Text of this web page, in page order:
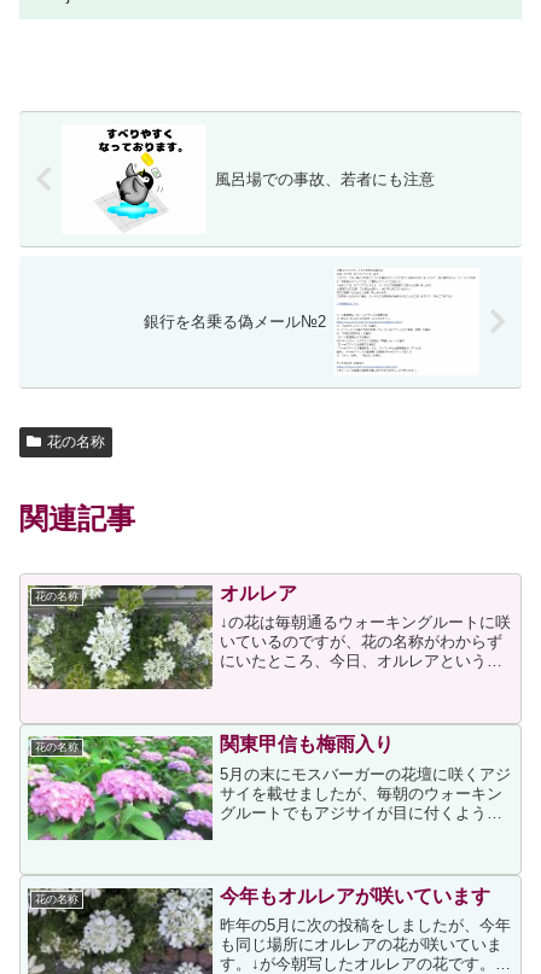
風呂場での事故、若者にも注意
銀行を名乗る偽メール№2
花の名称
関連記事
花の名称 オルレア
↓の花は毎朝通るウォーキングルートに咲
いているのですが、花の名称がわからず
にいたところ、今日、オルレアという花
生えているため、栽培ではないと思って
いたのですが、↓のペー...
花の名称 関東甲信も梅雨入り
5月の末にモスバーガーの花壇に咲くアジ
サイを載せましたが、毎朝のウォーキン
グルートでもアジサイが目に付くように
て、ピンク系のアジサイの花が見ごろで
した。昨日は曇りの予報...
花の名称 今年もオルレアが咲いています
昨年の5月に次の投稿をしましたが、今年
も同じ場所にオルレアの花が咲いていま
す。↓が今朝写したオルレアの花です。昨